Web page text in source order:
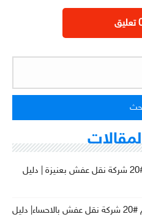
شركات نقل عفش عنيزة : أرقام #20 شركة نقل عفش بعنيزة | دليل
شركات نقل عفش الاحساء : أرقام #20 شركة نقل عفش بالاحساء| دليل